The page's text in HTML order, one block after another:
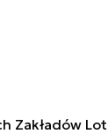
Zakładów